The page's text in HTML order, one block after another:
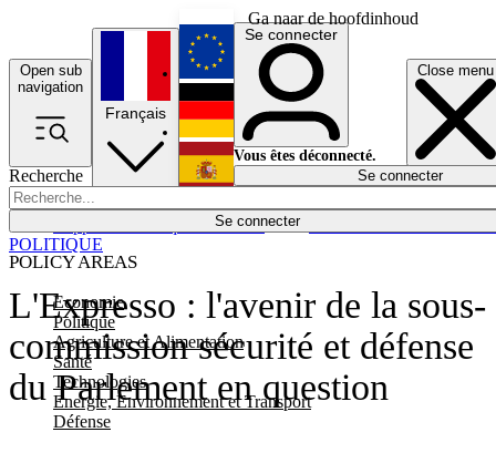
Ga naar de hoofdinhoud
Open sub
navigation
Close menu
Recherche
Se connecter
POLICY AREAS
Economie
Politique
Agriculture et Alimentation
Santé
Technologies
Energie, Environnement et Transport
Défense
Économie
Français
English
Deutsch
Español
Se connecter
Vous êtes déconnecté.
Se connecter
L'Expresso : l'avenir de la sous-
commission sécurité et défense
du Parlement en question
POLITIQUE